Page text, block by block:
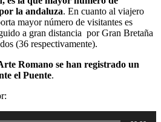
la andaluza. En cuanto al viajero
mayor número de visitantes es
a gran distancia por Gran Bretaña
(36 respectivamente).
Romano se han registrado un
el Puente.